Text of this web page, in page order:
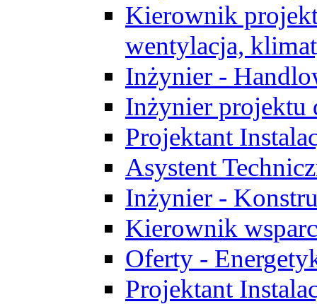
Kierownik
wentylacja,
Inżynier -
Inżynier projektu
Projektant
Asystent
Inżynier -
Kierownik
Oferty -
Projektant